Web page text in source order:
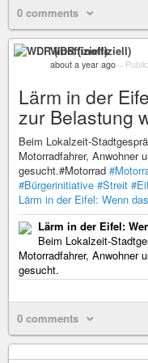
0 comments
WDR (inoffiziell)
about a year ago – Public
Lärm in der
zur Belastung
Beim Lokalzeit-
Motorradfahrer, Anwohner
gesucht.#Motorrad
#Bürgerinitiative #Streit
Lärm in der Eifel: Wenn
Lärm in der Eifel:
Beim Lokalzeit-
Motorradfahrer, Anwohner
gesucht.
0 comments